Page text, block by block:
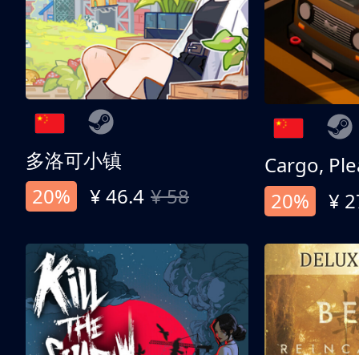
多洛可小镇
20%
¥ 46.4 ¥ 58
Cargo,
20%
¥